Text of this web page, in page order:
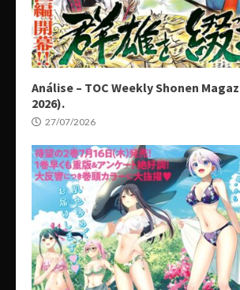
Análise – TOC Weekly Shonen
2026).
27/07/2026